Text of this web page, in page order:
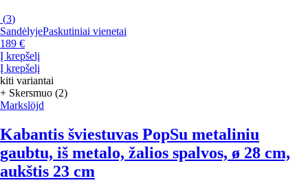
(3)
SandėlyjePaskutiniai vienetai
189 €
Į krepšelį
Į krepšelį
kiti variantai
+ Skersmuo (2)
Markslöjd
Kabantis šviestuvas PopSu metaliniu
gaubtu, iš metalo, žalios spalvos, ø 28 cm,
aukštis 23 cm